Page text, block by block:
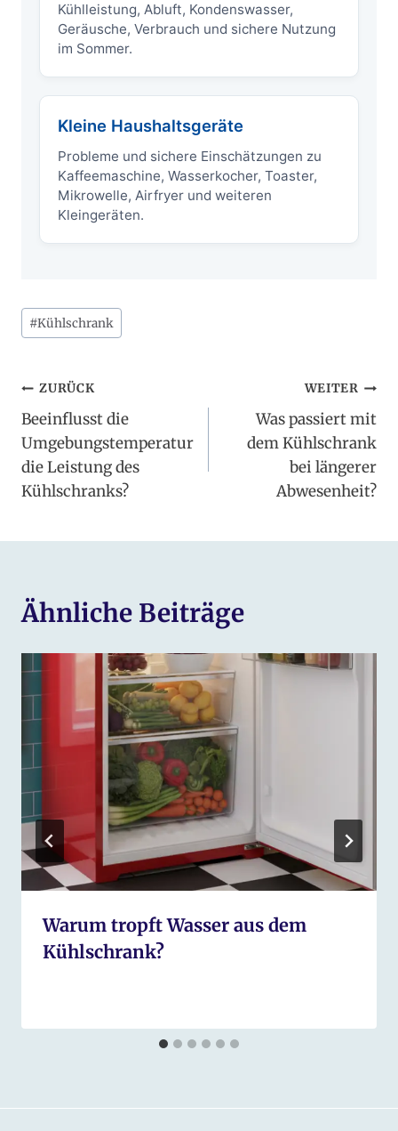
Kühlleistung, Abluft, Kondenswasser,
Geräusche, Verbrauch und sichere Nutzung
im Sommer.
Kleine Haushaltsgeräte
Probleme und sichere Einschätzungen zu
Kaffeemaschine, Wasserkocher, Toaster,
Mikrowelle, Airfryer und weiteren
Kleingeräten.
Schlagworte:
#Kühlschrank
Beitragsnavigation
ZURÜCK
Beeinflusst die
Umgebungstemperatur
die Leistung des
Kühlschranks?
WEITER
Was passiert mit
dem Kühlschrank
bei längerer
Abwesenheit?
Ähnliche Beiträge
Warum tropft Wasser aus dem
Kühlschrank?